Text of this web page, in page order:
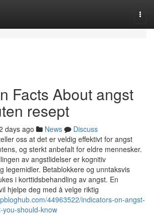
Facts About angst
resept
days ago News
Discuss
oss at det er veldig effektivt for angst
og sterkt anbefalt for eldre mennesker.
av angstlidelser er kognitiv
legemidler. Betablokkere og unntaksvis
i korttidsbehandling av angst. En
hjelpe deg med å velge riktig
44963522/indicators-on-angst-
you-should-know